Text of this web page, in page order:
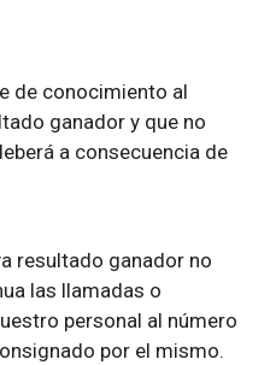
de conocimiento al
ganador y que no
a consecuencia de
resultado ganador no
las llamadas o
personal al número
por el mismo.